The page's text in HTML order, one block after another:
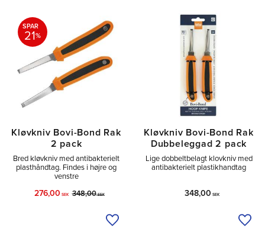
Kløvkniv Bovi-Bond Rak
2 pack
Bred kløvkniv med antibakterielt
plasthåndtag. Findes i højre og
venstre
276,00 SEK 348,00SEK
SPAR
21%
Tilføj til ønskeliste
Kløvkniv Bovi-Bond Rak
Dubbeleggad 2 pack
Lige dobbeltbelagt klovkniv med
antibakterielt plastikhandtag
348,00 SEK